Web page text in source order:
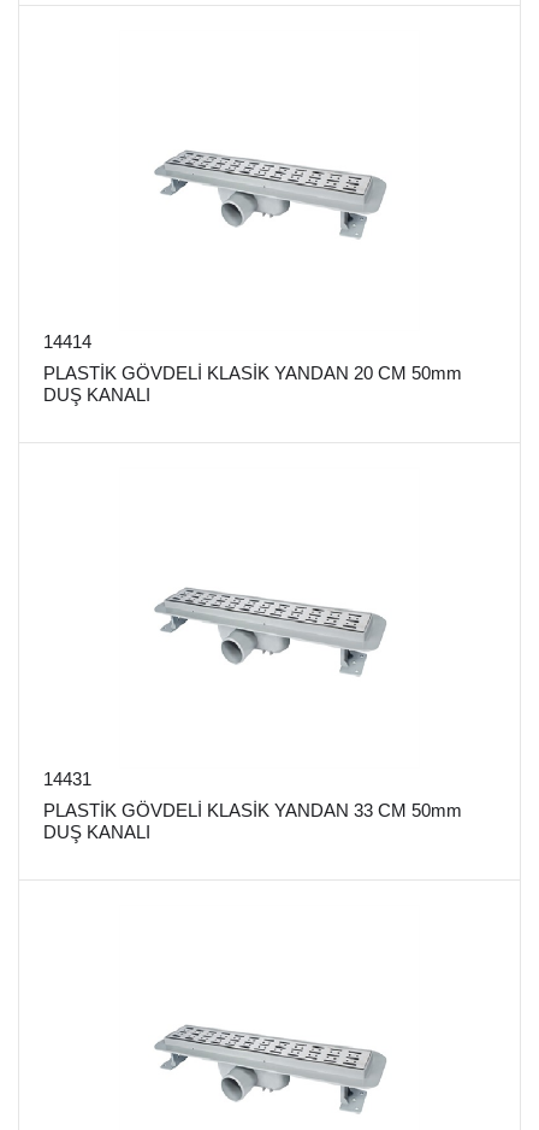
14414
PLASTİK GÖVDELİ KLASİK YANDAN 20 CM 50mm
DUŞ KANALI
14431
PLASTİK GÖVDELİ KLASİK YANDAN 33 CM 50mm
DUŞ KANALI